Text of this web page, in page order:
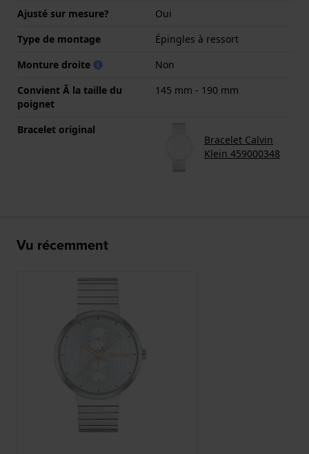
Ajusté sur mesure?
Oui
Type de montage
Épingles à ressort
Monture droite
Non
Convient Ă la taille du
poignet
145 mm - 190 mm
Bracelet original
Bracelet Calvin
Klein 459000348
Vu récemment